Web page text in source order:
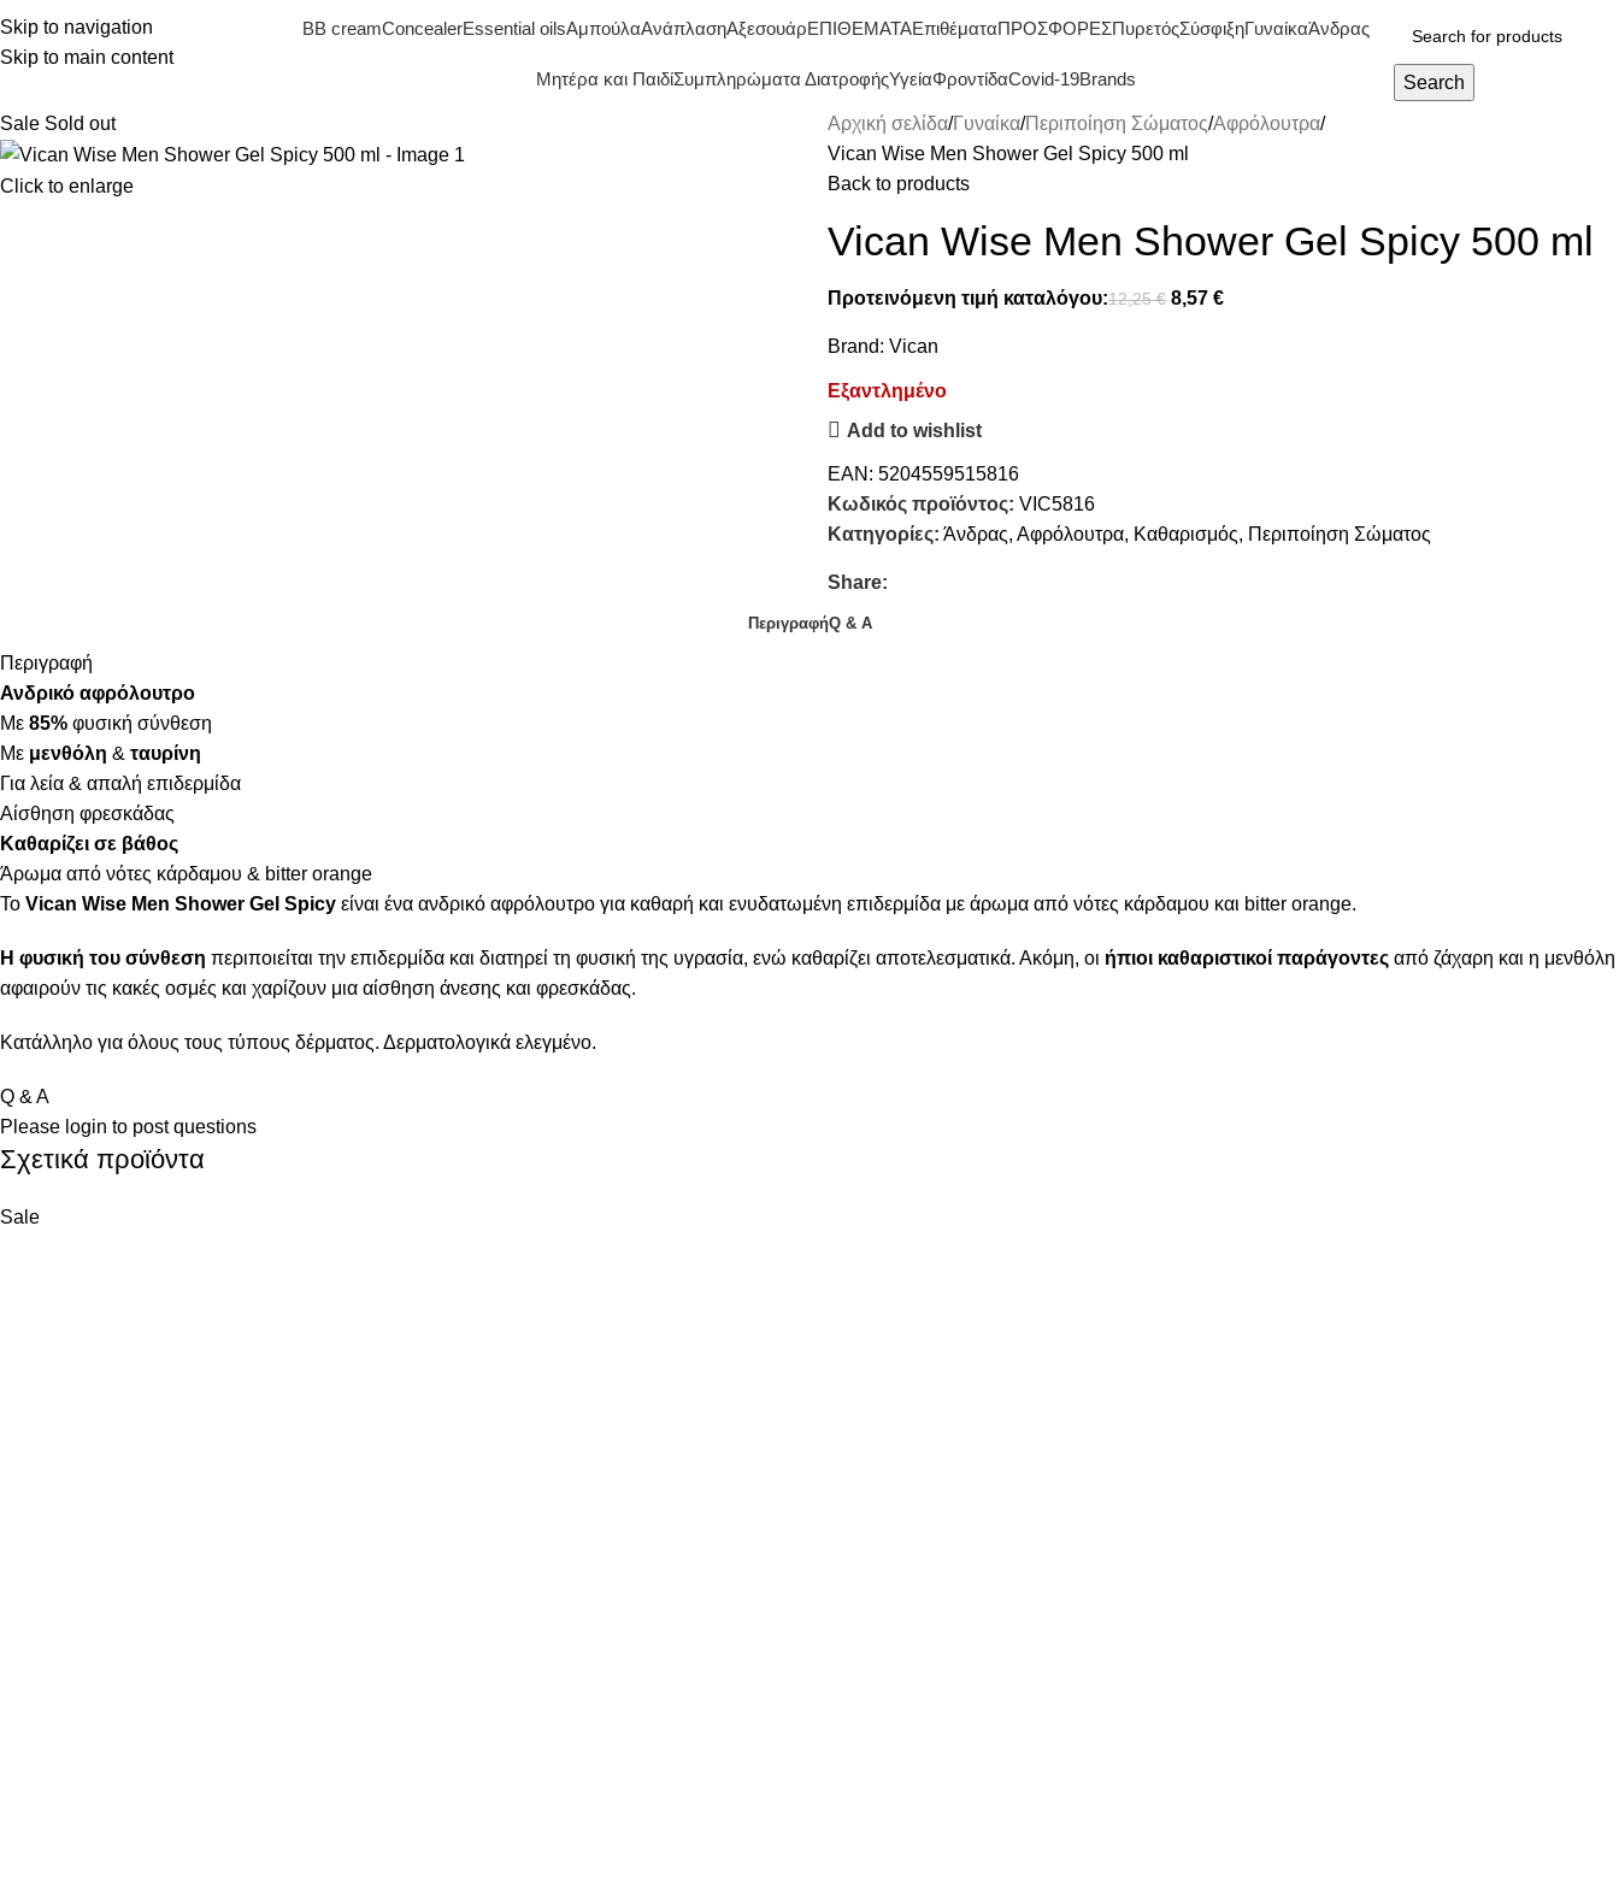
Skip to navigation
Skip to main content
BB creamConcealerEssential oilsΑμπούλαΑνάπλασηΑξεσουάρΕΠΙΘΕΜΑΤΑΕπιθέματαΠΡΟΣΦΟΡΕΣΠυρετόςΣύσφιξηΓυναίκαΆνδρας
Μητέρα και ΠαιδίΣυμπληρώματα ΔιατροφήςΥγείαΦροντίδαCovid-19Brands Search
Sale Sold out
Click to enlarge
Αρχική σελίδα Γυναίκα Περιποίηση Σώματος Αφρόλουτρα
Vican Wise Men Shower Gel Spicy 500 ml
Back to products
Vican Wise Men Shower Gel Spicy 500 ml
Προτεινόμενη τιμή καταλόγου:12,25€ 8,57 €
Brand: Vican
Εξαντλημένο
Add to wishlist
EAN: 5204559515816
Κωδικός προϊόντος: VIC5816
Κατηγορίες: Άνδρας, Αφρόλουτρα, Καθαρισμός, Περιποίηση Σώματος
Share:
ΠεριγραφήQ & A
Περιγραφή
Ανδρικό αφρόλουτρο
Με 85% φυσική σύνθεση
Με μενθόλη & ταυρίνη
Για λεία & απαλή επιδερμίδα
Αίσθηση φρεσκάδας
Καθαρίζει σε βάθος
Άρωμα από νότες κάρδαμου & bitter orange
Το Vican Wise Men Shower Gel Spicy είναι ένα ανδρικό αφρόλουτρο για καθαρή και ενυδατωμένη επιδερμίδα με άρωμα από νότες κάρδαμου και bitter orange.
H φυσική του σύνθεση περιποιείται την επιδερμίδα και διατηρεί τη φυσική της υγρασία, ενώ καθαρίζει αποτελεσματικά. Ακόμη, οι ήπιοι καθαριστικοί παράγοντες από ζάχαρη και η μενθόλη
αφαιρούν τις κακές οσμές και χαρίζουν μια αίσθηση άνεσης και φρεσκάδας.
Κατάλληλο για όλους τους τύπους δέρματος. Δερματολογικά ελεγμένο.
Q & A
Please login to post questions
Σχετικά προϊόντα
Sale